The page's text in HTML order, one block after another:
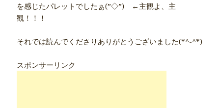
を感じたパレットでしたぁ(”◇”)ゞ←主観よ、主
観！！！
それでは読んでくださりありがとうございました(*^-^*)
スポンサーリンク